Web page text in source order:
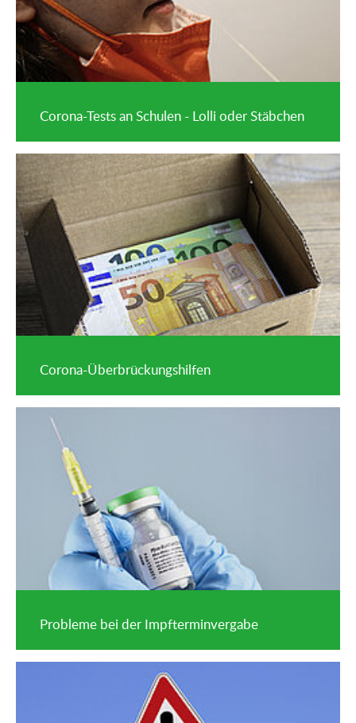
Corona-Tests an Schulen - Lolli oder Stäbchen
Corona-Überbrückungshilfen
Probleme bei der Impfterminvergabe